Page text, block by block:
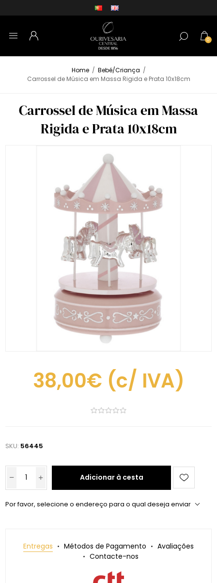
0
Home / Bebé/Criança /
Carrossel de Música em Massa Rigida e Prata 10x18cm
Carrossel de Música em Massa
Rigida e Prata 10x18cm
38,00€ (c/ IVA)
SKU: 56445
Adicionar à cesta
Por favor, selecione o endereço para o qual deseja enviar
Entregas Métodos de Pagamento
Avaliações
Contacte-nos